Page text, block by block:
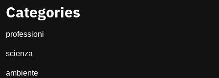
Categories
professioni
scienza
ambiente